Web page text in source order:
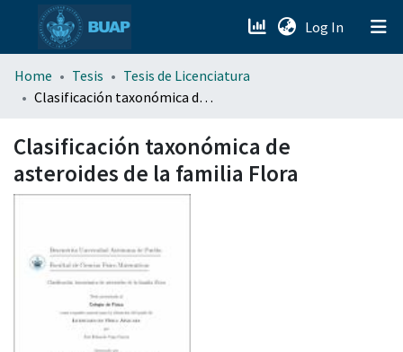
Log In (current)
menu.section.about_menu
Home Tesis
Tesis de Licenciatura
Clasificación taxonómica de asteroides de la familia Flora
Clasificación taxonómica de
asteroides de la familia Flora